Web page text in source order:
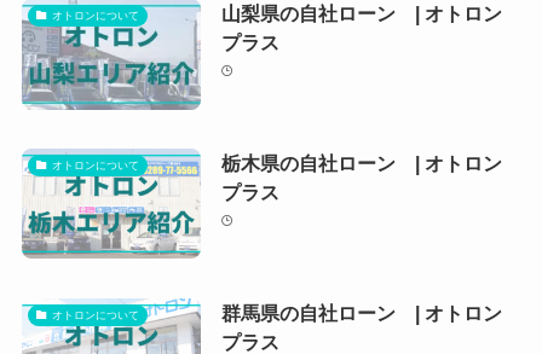
オトロンについて
山梨県の自社ローン | オトロン
プラス
オトロンについて
栃木県の自社ローン | オトロン
プラス
オトロンについて
群馬県の自社ローン | オトロン
プラス